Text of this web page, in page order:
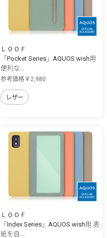
ＬＯＯＦ
「Pocket Series」AQUOS wish用
便利な...
参考価格￥2,980
レザー
ＬＯＯＦ
「Index Series」AQUOS wish用 表
紙を自...